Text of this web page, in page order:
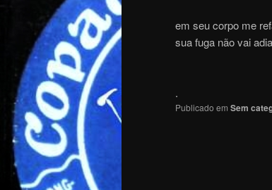
em seu corpo me
sua fuga não vai
.
Publicado em Sem